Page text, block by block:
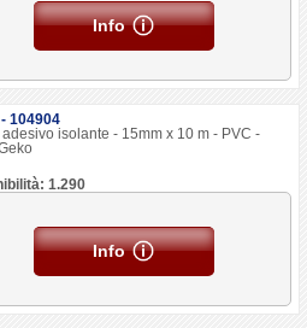
Info
104904
adesivo isolante - 15mm x 10 m - PVC -
1.290
Info